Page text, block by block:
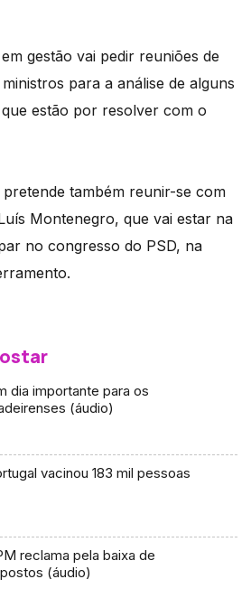
gestão vai pedir reuniões de
para a análise de alguns
estão por resolver com o
também reunir-se com
Montenegro, que vai estar na
no congresso do PSD, na
dia importante para os
(áudio)
vacinou 183 mil pessoas
reclama pela baixa de
(áudio)